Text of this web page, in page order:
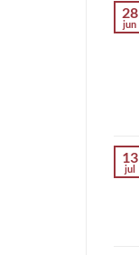
28
jun
13
jul